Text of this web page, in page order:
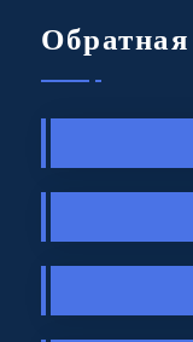
Обратная